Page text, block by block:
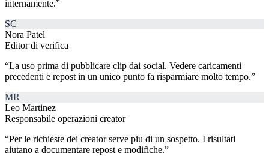
internamente.”
SC
Nora Patel
Editor di verifica
“La uso prima di pubblicare clip dai social. Vedere caricamenti
precedenti e repost in un unico punto fa risparmiare molto tempo.”
MR
Leo Martinez
Responsabile operazioni creator
“Per le richieste dei creator serve piu di un sospetto. I risultati
aiutano a documentare repost e modifiche.”